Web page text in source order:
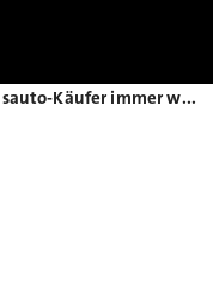
Frauen als Luxusauto-Käufer immer wichtiger – Lexus vorn